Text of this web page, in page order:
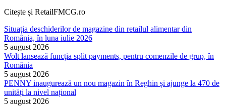
Citește și RetailFMCG.ro
Situația deschiderilor de magazine din retailul alimentar din
România, în luna iulie 2026
5 august 2026
Wolt lansează funcția split payments, pentru comenzile de grup, în
România
5 august 2026
PENNY inaugurează un nou magazin în Reghin și ajunge la 470 de
unități la nivel național
5 august 2026